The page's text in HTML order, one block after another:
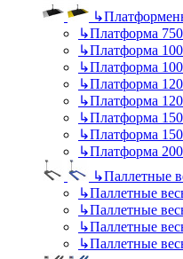
↳
↳Платформа
↳Платформа
↳Платформа
↳Платформа
↳Платформа
↳Платформа
↳Платформа
↳Платформа
↳Паллетные
↳Паллетные
↳Паллетные
↳Паллетные
↳Паллетные